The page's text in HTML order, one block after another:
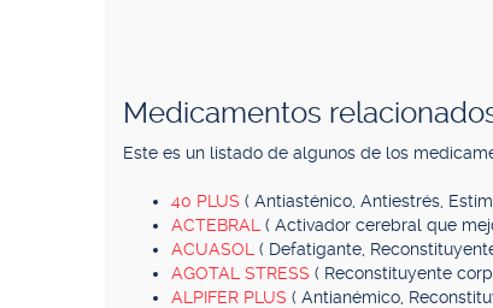
Medicamentos
Este es un listado de algunos de los
40 PLUS ( Antiasténico, Antiestrés,
ACTEBRAL ( Activador cerebral que
ACUASOL ( Defatigante,
AGOTAL STRESS ( Reconstituyente
ALPIFER PLUS ( Antianémico,